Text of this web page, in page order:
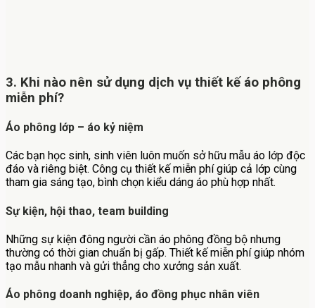
3. Khi nào nên sử dụng dịch vụ thiết kế áo phông
miễn phí?
Áo phông lớp – áo kỷ niệm
Các bạn học sinh, sinh viên luôn muốn sở hữu mẫu áo lớp độc
đáo và riêng biệt. Công cụ thiết kế miễn phí giúp cả lớp cùng
tham gia sáng tạo, bình chọn kiểu dáng áo phù hợp nhất.
Sự kiện, hội thao, team building
Những sự kiện đông người cần áo phông đồng bộ nhưng
thường có thời gian chuẩn bị gấp. Thiết kế miễn phí giúp nhóm
tạo mẫu nhanh và gửi thẳng cho xưởng sản xuất.
Áo phông doanh nghiệp, áo đồng phục nhân viên